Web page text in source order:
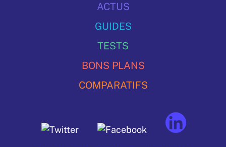
ACTUS
GUIDES
TESTS
BONS PLANS
COMPARATIFS